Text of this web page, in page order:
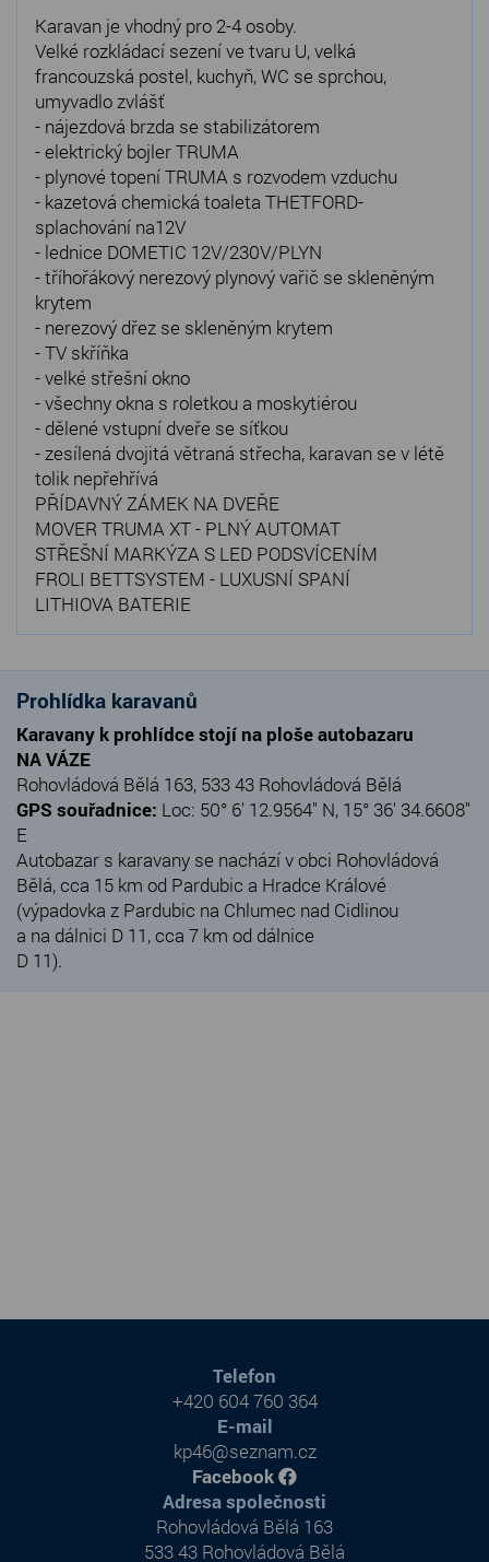
Karavan je vhodný pro 2-4 osoby.
Velké rozkládací sezení ve tvaru U, velká
francouzská postel, kuchyň, WC se sprchou,
umyvadlo zvlášť
- nájezdová brzda se stabilizátorem
- elektrický bojler TRUMA
- plynové topení TRUMA s rozvodem vzduchu
- kazetová chemická toaleta THETFORD-
splachování na12V
- lednice DOMETIC 12V/230V/PLYN
- tříhořákový nerezový plynový vařič se skleněným
krytem
- nerezový dřez se skleněným krytem
- TV skříňka
- velké střešní okno
- všechny okna s roletkou a moskytiérou
- dělené vstupní dveře se síťkou
- zesílená dvojitá větraná střecha, karavan se v létě
tolik nepřehřívá
PŘÍDAVNÝ ZÁMEK NA DVEŘE
MOVER TRUMA XT - PLNÝ AUTOMAT
STŘEŠNÍ MARKÝZA S LED PODSVÍCENÍM
FROLI BETTSYSTEM - LUXUSNÍ SPANÍ
LITHIOVA BATERIE
Prohlídka karavanů
Karavany k prohlídce stojí na ploše autobazaru
NA VÁZE
Rohovládová Bělá 163, 533 43 Rohovládová Bělá
GPS souřadnice: Loc: 50° 6' 12.9564" N, 15° 36' 34.6608"
E
Autobazar s karavany se nachází v obci Rohovládová
Bělá, cca 15 km od Pardubic a Hradce Králové
(výpadovka z Pardubic na Chlumec nad Cidlinou
a na dálnici D 11, cca 7 km od dálnice
D 11).
Adresa společnosti
Rohovládová Bělá 163
533 43 Rohovládová Bělá
Telefon
+420 604 760 364
E-mail
kp46@seznam.cz
Facebook